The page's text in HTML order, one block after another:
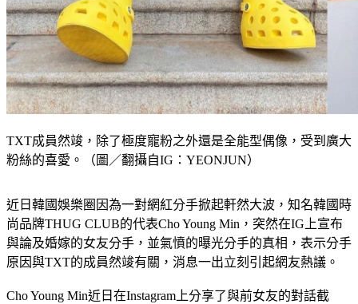
粉絲的喜愛。（圖／翻攝自IG：YEONJUN）
尚品牌THUG CLUB的代表Cho Young Min，突然在IG上宣布
與論及婚嫁的女友分手，並氣憤的曝光分手的真相，表示分手
原因與TXT的成員然竣有關，消息一出立刻引起網友熱議。
圖，曝光了兩人分手的真相，原來慧智誤將一段「TXT成員然